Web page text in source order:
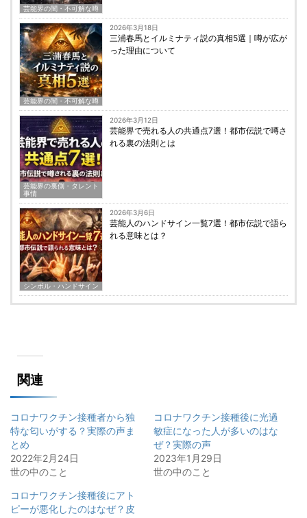
芸能界の闇・不可解な噂
芸能界の闇・不可解な噂
2026年3月18日
三浦春馬とイルミナティ説の真相5選｜噂が広が
った理由について
芸能界の裏側・タレント
事情
2026年3月12日
芸能界で売れる人の共通点7選！都市伝説で噂さ
れる裏の法則とは
シンボル・ハンドサイン
2026年3月6日
芸能人のハンドサイン一覧7選！都市伝説で語ら
れる意味とは？
関連
コロナワクチン接種者から独
特な匂いがする？実際の声ま
とめ
2022年2月24日
世の中のこと
コロナワクチン接種後に光過
敏症になった人が多いのはな
ぜ？実際の声
2023年1月29日
世の中のこと
コロナワクチン接種後にアト
ピーが悪化したのはなぜ？皮